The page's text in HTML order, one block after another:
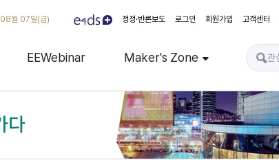
월 07일(금) 정정·반론보도 로그인 회원가입 고객센터
EEWebinar Maker's Zone